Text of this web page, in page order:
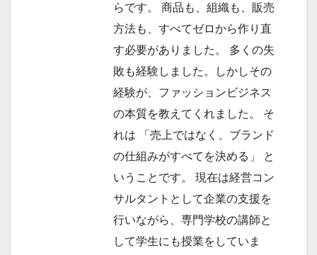
らです。 商品も、組織も、販売
方法も、すべてゼロから作り直
す必要がありました。 多くの失
敗も経験しました。しかしその
経験が、ファッションビジネス
の本質を教えてくれました。 そ
れは 「売上ではなく、ブランド
の仕組みがすべてを決める」 と
いうことです。 現在は経営コン
サルタントとして企業の支援を
行いながら、専門学校の講師と
して学生にも授業をしていま